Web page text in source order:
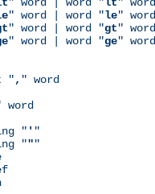
" word | word "le" word
" word | word "gt" word
" word | word "ge" word
"
, " word
word
" ' "
"""